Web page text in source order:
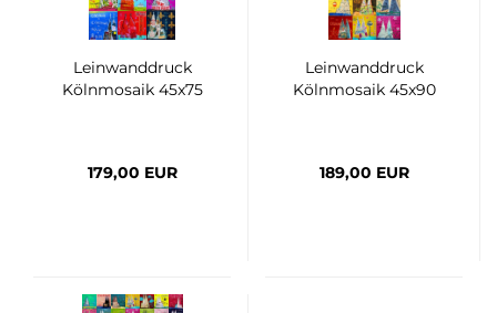
Leinwanddruck
Kölnmosaik 45x75
179,00 EUR
Leinwanddruck
Kölnmosaik 45x90
189,00 EUR